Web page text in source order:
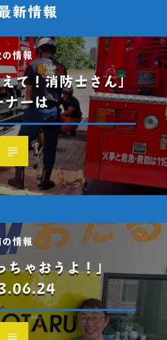
新情報
情報
て！消防士さん」
ナーは
情報
ちゃおうよ！」